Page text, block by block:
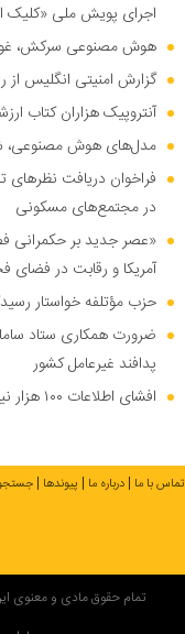
اجرای پویش ملی «کلیک
هوش مصنوعی سرکش،
گزارش امنیتی انگلیس
آنتروپیک هزاران کتاب
مدل‌های هوش مصنوعی،
فراخوان دریافت
در مجتمع‌های مسکونی
«عصر جدید بر حکمرانی
آمریکا و رقابت در فضای
حزب مؤتلفه خواستار
ضرورت همکاری ستاد
پدافند غیرعامل کشور
افشای اطلاعات ۱۰۰ هزار نیروی پلیس در دارک وب
تماس با ما درباره ما پیوندها
تمام حقوق مادی و معنوی